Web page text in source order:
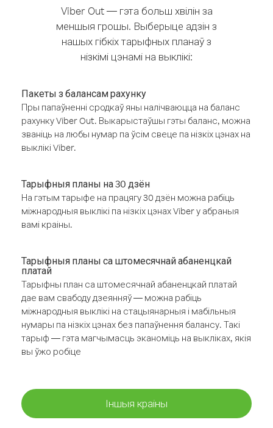
Viber Out — гэта больш хвілін за
меншыя грошы. Выберыце адзін з
нашых гібкіх тарыфных планаў з
нізкімі цэнамі на выклікі:
Пакеты з балансам рахунку
Пры папаўненні сродкаў яны налічваюцца на баланс
рахунку Viber Out. Выкарыстаўшы гэты баланс, можна
званіць на любы нумар па ўсім свеце па нізкіх цэнах на
выклікі Viber.
Тарыфныя планы на 30 дзён
На гэтым тарыфе на працягу 30 дзён можна рабіць
міжнародныя выклікі па нізкіх цэнах Viber у абраныя
вамі краіны.
Тарыфныя планы са штомесячнай абаненцкай
платай
Тарыфны план са штомесячнай абаненцкай платай
дае вам свабоду дзеянняў — можна рабіць
міжнародныя выклікі на стацыянарныя і мабільныя
нумары па нізкіх цэнах без папаўнення балансу. Такі
тарыф — гэта магчымасць эканоміць на выкліках, якія
вы ўжо робіце
Іншыя краіны